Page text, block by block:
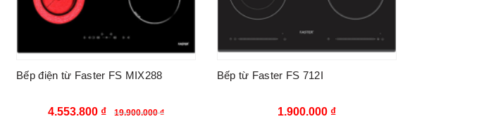
Bếp điện từ Faster FS MIX288
19.900.000₫
Giá
4.553.800 ₫
Giá
Bếp từ Faster FS 712I
1.900.000 ₫